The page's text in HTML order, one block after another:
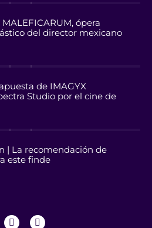
ópera
del director mexicano
de IMAGYX
Studio por el cine de
| La recomendación de
este finde